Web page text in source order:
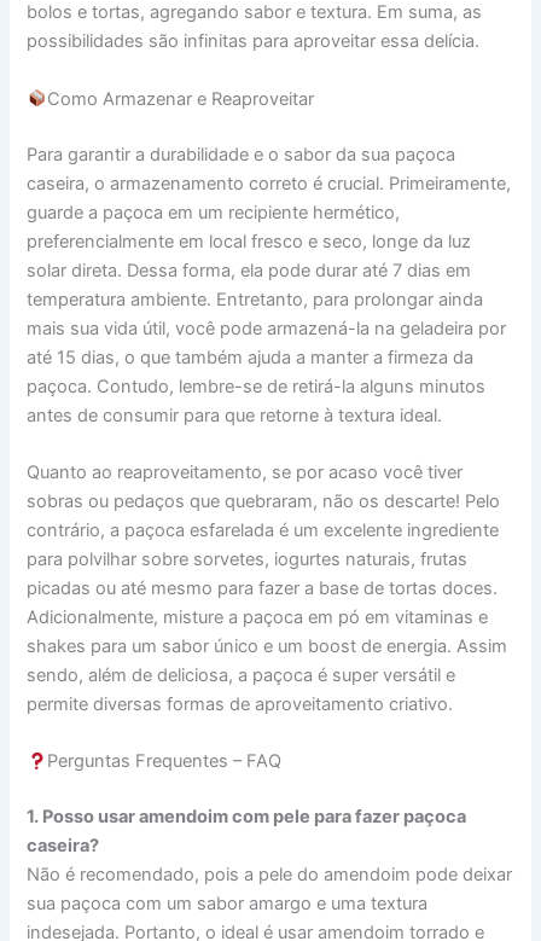
bolos e tortas, agregando sabor e textura. Em suma, as
possibilidades são infinitas para aproveitar essa delícia.
Como Armazenar e Reaproveitar
Para garantir a durabilidade e o sabor da sua paçoca
caseira, o armazenamento correto é crucial. Primeiramente,
guarde a paçoca em um recipiente hermético,
preferencialmente em local fresco e seco, longe da luz
solar direta. Dessa forma, ela pode durar até 7 dias em
temperatura ambiente. Entretanto, para prolongar ainda
mais sua vida útil, você pode armazená-la na geladeira por
até 15 dias, o que também ajuda a manter a firmeza da
paçoca. Contudo, lembre-se de retirá-la alguns minutos
antes de consumir para que retorne à textura ideal.
Quanto ao reaproveitamento, se por acaso você tiver
sobras ou pedaços que quebraram, não os descarte! Pelo
contrário, a paçoca esfarelada é um excelente ingrediente
para polvilhar sobre sorvetes, iogurtes naturais, frutas
picadas ou até mesmo para fazer a base de tortas doces.
Adicionalmente, misture a paçoca em pó em vitaminas e
shakes para um sabor único e um boost de energia. Assim
sendo, além de deliciosa, a paçoca é super versátil e
permite diversas formas de aproveitamento criativo.
Perguntas Frequentes – FAQ
1. Posso usar amendoim com pele para fazer paçoca
caseira?
Não é recomendado, pois a pele do amendoim pode deixar
sua paçoca com um sabor amargo e uma textura
indesejada. Portanto, o ideal é usar amendoim torrado e